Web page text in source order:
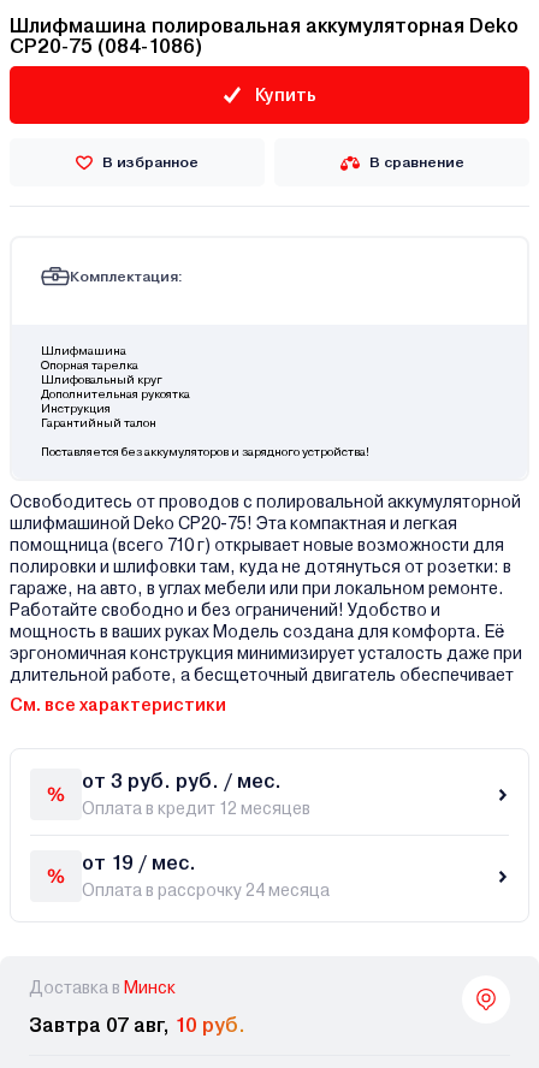
Шлифмашина полировальная аккумуляторная Deko
CP20-75 (084-1086)
Купить
В избранное В сравнение
Комплектация:
Шлифмашина
Опорная тарелка
Шлифовальный круг
Дополнительная рукоятка
Инструкция
Гарантийный талон
Поставляется без аккумуляторов и зарядного устройства!
Освободитесь от проводов с полировальной аккумуляторной
шлифмашиной Deko CP20-75! Эта компактная и легкая
помощница (всего 710 г) открывает новые возможности для
полировки и шлифовки там, куда не дотянуться от розетки: в
гараже, на авто, в углах мебели или при локальном ремонте.
Работайте свободно и без ограничений! Удобство и
мощность в ваших руках Модель создана для комфорта. Её
эргономичная конструкция минимизирует усталость даже при
длительной работе, а бесщеточный двигатель обеспечивает
См. все характеристики
от 3 руб. руб. / мес.
Оплата в кредит 12 месяцев
от 19 / мес.
Оплата в рассрочку 24 месяца
Доставка в Минск
Завтра 07 авг, 10 руб.